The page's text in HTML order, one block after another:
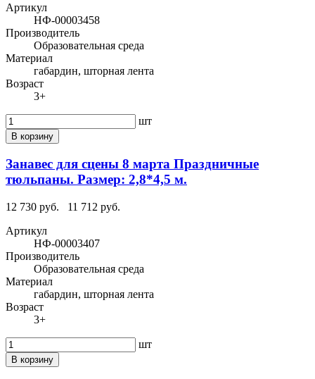
Артикул
НФ-00003458
Производитель
Образовательная среда
Материал
габардин, шторная лента
Возраст
3+
шт
В корзину
Занавес для сцены 8 марта Праздничные
тюльпаны. Размер: 2,8*4,5 м.
12 730 руб.
11 712 руб.
Артикул
НФ-00003407
Производитель
Образовательная среда
Материал
габардин, шторная лента
Возраст
3+
шт
В корзину